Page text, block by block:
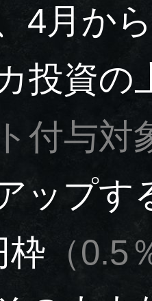
4月か
投資の
付与対
ップす
枠 （